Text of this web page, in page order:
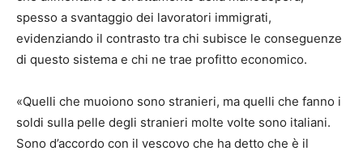
spesso a svantaggio dei lavoratori immigrati,
evidenziando il contrasto tra chi subisce le conseguenze
di questo sistema e chi ne trae profitto economico.
«Quelli che muoiono sono stranieri, ma quelli che fanno i
soldi sulla pelle degli stranieri molte volte sono italiani.
Sono d’accordo con il vescovo che ha detto che è il